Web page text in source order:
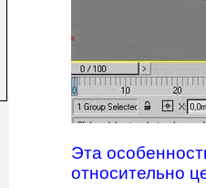
Эта
относительно